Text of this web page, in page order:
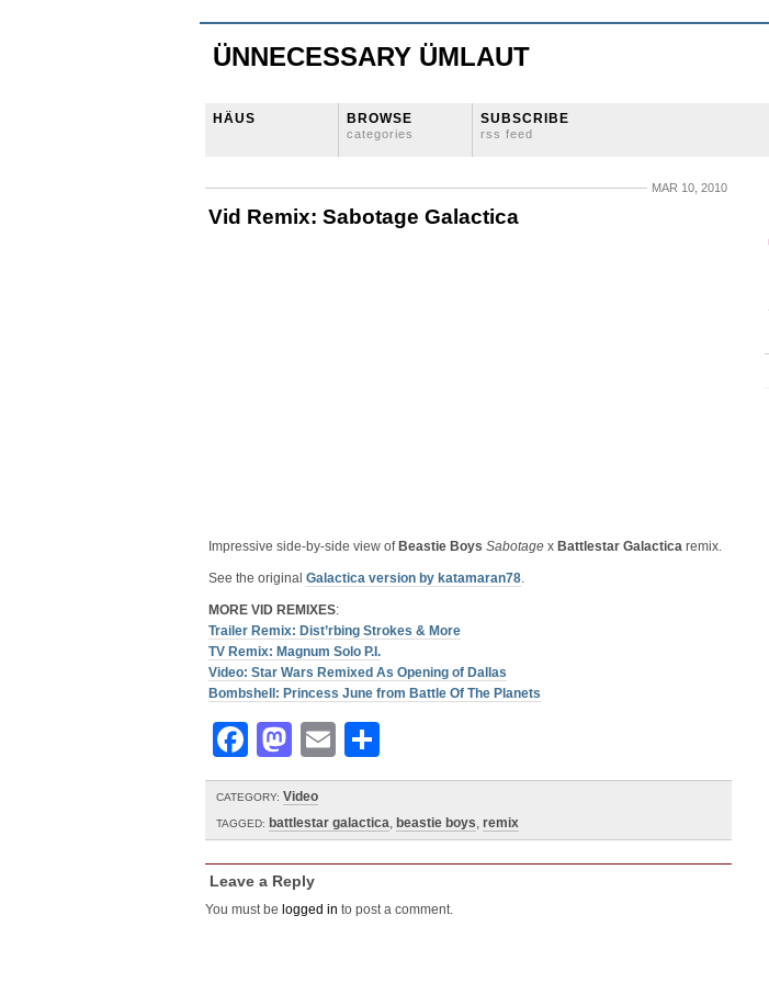
ÜNNECESSARY ÜMLAUT
HÄUS BROWSE
categories
SUBSCRIBE
rss feed
MAR 10, 2010
Vid Remix: Sabotage Galactica
Impressive side-by-side view of Beastie Boys Sabotage x Battlestar Galactica remix.
See the original Galactica version by katamaran78.
MORE VID REMIXES:
Trailer Remix: Dist’rbing Strokes & More
TV Remix: Magnum Solo P.I.
Video: Star Wars Remixed As Opening of Dallas
Bombshell: Princess June from Battle Of The Planets
Facebook
Mastodon
Email
CATEGORY: Video
TAGGED: battlestar galactica, beastie boys, remix
Leave a Reply
You must be logged in to post a comment.